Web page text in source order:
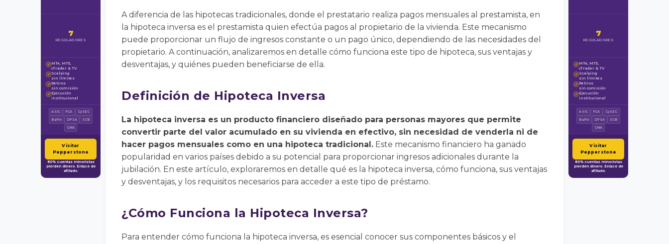
7
REGULADORES
✓ MT4, MT5,
cTrader & TV
✓ Scalping
sin límites
✓ Retiros
sin comisión
✓ Ejecución
institucional
ASIC FCA
CySEC
BaFin
DFSA
SCB
CMA
Visitar
Pepperstone
80% cuentas minoristas
pierden dinero. Enlace de
afiliado.
A diferencia de las hipotecas tradicionales, donde el prestatario realiza pagos mensuales al prestamista, en
la hipoteca inversa es el prestamista quien efectúa pagos al propietario de la vivienda. Este mecanismo
puede proporcionar un flujo de ingresos constante o un pago único, dependiendo de las necesidades del
propietario. A continuación, analizaremos en detalle cómo funciona este tipo de hipoteca, sus ventajas y
desventajas, y quiénes pueden beneficiarse de ella.
Definición de Hipoteca Inversa
La hipoteca inversa es un producto financiero diseñado para personas mayores que permite
convertir parte del valor acumulado en su vivienda en efectivo, sin necesidad de venderla ni de
hacer pagos mensuales como en una hipoteca tradicional. Este mecanismo financiero ha ganado
popularidad en varios países debido a su potencial para proporcionar ingresos adicionales durante la
jubilación. En este artículo, exploraremos en detalle qué es la hipoteca inversa, cómo funciona, sus ventajas
y desventajas, y los requisitos necesarios para acceder a este tipo de préstamo.
¿Cómo Funciona la Hipoteca Inversa?
Para entender cómo funciona la hipoteca inversa, es esencial conocer sus componentes básicos y el
7
REGULADORES
✓ MT4, MT5,
cTrader & TV
✓ Scalping
sin límites
✓ Retiros
sin comisión
✓ Ejecución
institucional
ASIC FCA
CySEC
BaFin
DFSA
SCB
CMA
Visitar
Pepperstone
80% cuentas minoristas
pierden dinero. Enlace de
afiliado.